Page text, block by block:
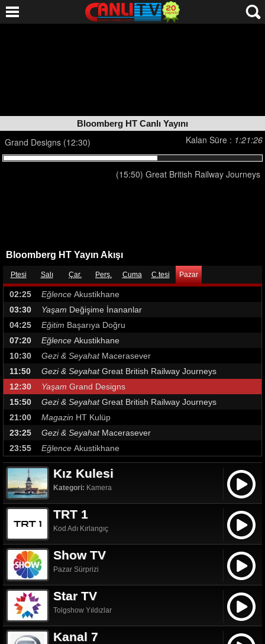
Bloomberg HT Canlı Yayını
Grand Designs (12:30) Kalan Süre : 1:21:26
(15:50) Great British Railway Journeys
Bloomberg HT Yayın Akışı
Ptesi Salı Çar. Perş. Cuma C.tesi Pazar
02:25 Eğlence Akustikhane
03:30
Yaşam Değişime İnananlar
04:25
Eğitim Başarıya Doğru
07:20
Eğlence Akustikhane
10:30
Gezi & Seyahat Macerasever
11:50
Gezi & Seyahat Great British Railway Journeys
12:30
Yaşam Grand Designs
15:50
Gezi & Seyahat Great British Railway Journeys
21:00
Magazin HT Kulüp
23:25
Gezi & Seyahat Macerasever
23:55
Eğlence Akustikhane
Kız Kulesi
Kategori: Kamera
TRT 1
Kod Adı Kırlangıç
Show TV
Pazar Sürprizi
Star TV
Tolgshow Yıldızlar
Kanal 7